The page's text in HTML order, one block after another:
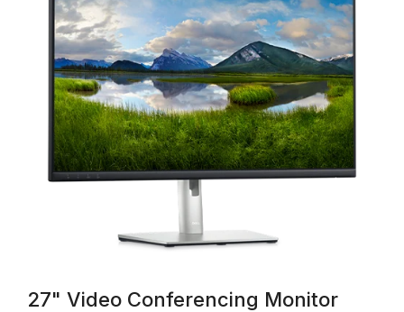
27" Video Conferencing Monitor